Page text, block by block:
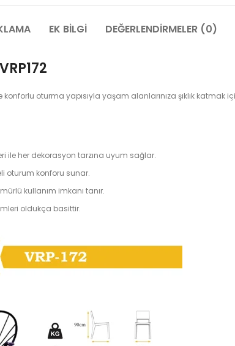
EK BILGI DEĞERLENDIRMELER (0)
konforlu oturma yapısıyla yaşam alanlarınıza şıklık
ile her dekorasyon tarzına uyum sağlar.
oturum konforu sunar.
kullanım imkanı tanır.
oldukça basittir.